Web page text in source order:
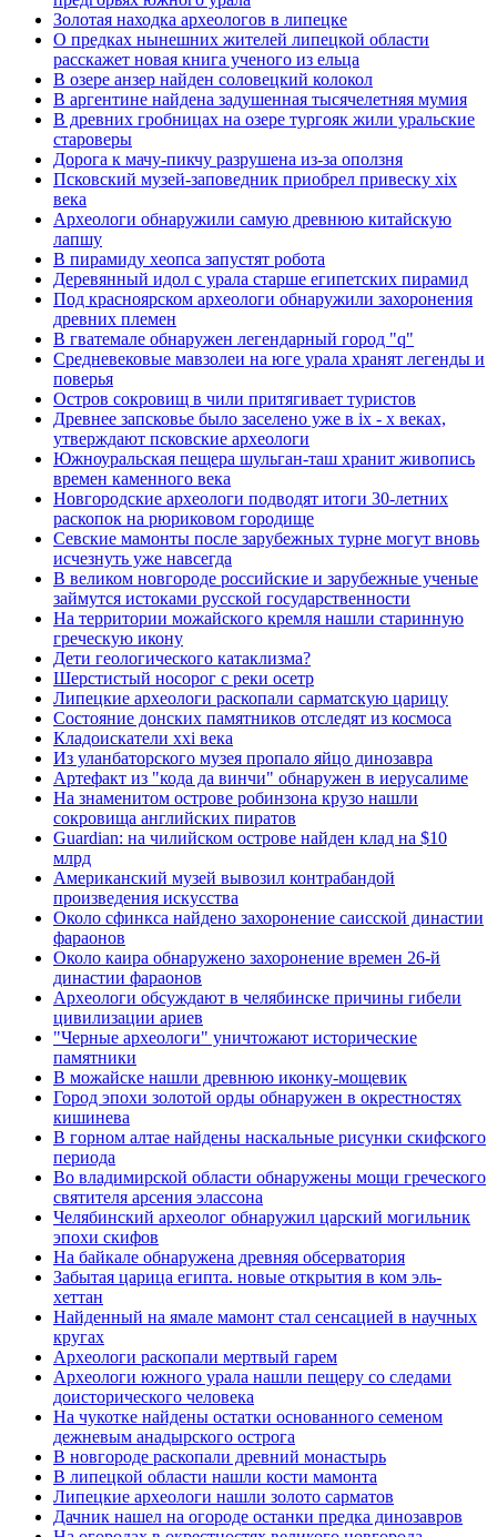
Золотая находка археологов в липецке
О предках нынешних жителей липецкой области
расскажет новая книга ученого из ельца
В озере анзер найден соловецкий колокол
В аргентине найдена задушенная тысячелетняя мумия
В древних гробницах на озере тургояк жили уральские
староверы
Дорога к мачу-пикчу разрушена из-за оползня
Псковский музей-заповедник приобрел привеску xix
века
Археологи обнаружили самую древнюю китайскую
лапшу
В пирамиду хеопса запустят робота
Деревянный идол с урала старше египетских пирамид
Под красноярском археологи обнаружили захоронения
древних племен
В гватемале обнаружен легендарный город "q"
Средневековые мавзолеи на юге урала хранят легенды и
поверья
Остров сокровищ в чили притягивает туристов
Древнее запсковье было заселено уже в ix - x веках,
утверждают псковские археологи
Южноуральская пещера шульган-таш хранит живопись
времен каменного века
Новгородские археологи подводят итоги 30-летних
раскопок на рюриковом городище
Севские мамонты после зарубежных турне могут вновь
исчезнуть уже навсегда
В великом новгороде российские и зарубежные ученые
займутся истоками русской государственности
На территории можайского кремля нашли старинную
греческую икону
Дети геологического катаклизма?
Шерстистый носорог с реки осетр
Липецкие археологи раскопали сарматскую царицу
Состояние донских памятников отследят из космоса
Кладоискатели xxi века
Из уланбаторского музея пропало яйцо динозавра
Артефакт из "кода да винчи" обнаружен в иерусалиме
На знаменитом острове робинзона крузо нашли
сокровища английских пиратов
Guardian: на чилийском острове найден клад на $10
млрд
Американский музей вывозил контрабандой
произведения искусства
Около сфинкса найдено захоронение саисской династии
фараонов
Около каира обнаружено захоронение времен 26-й
династии фараонов
Археологи обсуждают в челябинске причины гибели
цивилизации ариев
"Черные археологи" уничтожают исторические
памятники
В можайске нашли древнюю иконку-мощевик
Город эпохи золотой орды обнаружен в окрестностях
кишинева
В горном алтае найдены наскальные рисунки скифского
периода
Во владимирской области обнаружены мощи греческого
святителя арсения элассона
Челябинский археолог обнаружил царский могильник
эпохи скифов
На байкале обнаружена древняя обсерватория
Забытая царица египта. новые открытия в ком эль-
хеттан
Найденный на ямале мамонт стал сенсацией в научных
кругах
Археологи раскопали мертвый гарем
Археологи южного урала нашли пещеру со следами
доисторического человека
На чукотке найдены остатки основанного семеном
дежневым анадырского острога
В новгороде раскопали древний монастырь
В липецкой области нашли кости мамонта
Липецкие археологи нашли золото сарматов
Дачник нашел на огороде останки предка динозавров